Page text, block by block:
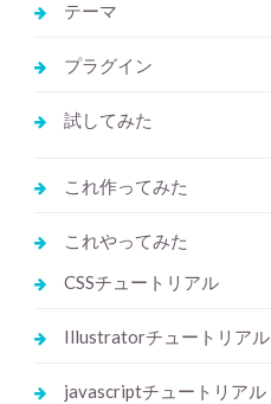
テーマ
プラグイン
試してみた
これ作ってみた
これやってみた
CSSチュートリアル
Illustratorチュートリアル
javascriptチュートリアル